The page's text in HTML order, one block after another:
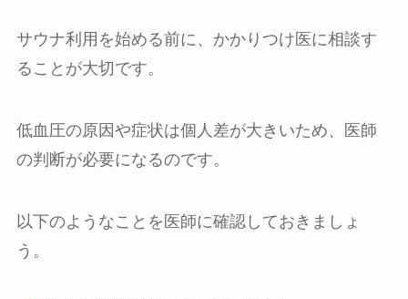
サウナ利用を始める前に、かかりつけ医に相談す
ることが大切です。
低血圧の原因や症状は個人差が大きいため、医師
の判断が必要になるのです。
以下のようなことを医師に確認しておきましょ
う。